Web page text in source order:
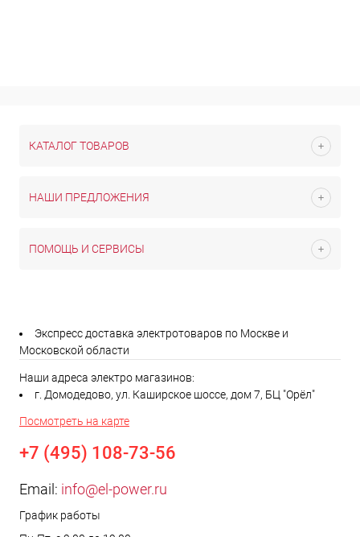
КАТАЛОГ ТОВАРОВ
НАШИ ПРЕДЛОЖЕНИЯ
ПОМОЩЬ И СЕРВИСЫ
Экспресс доставка электротоваров по Москве и
Московской области
Наши адреса электро магазинов:
г. Домодедово, ул. Каширское шоссе, дом 7, БЦ "Орёл"
Посмотреть на карте
+7 (495) 108-73-56
Email: info@el-power.ru
График работы